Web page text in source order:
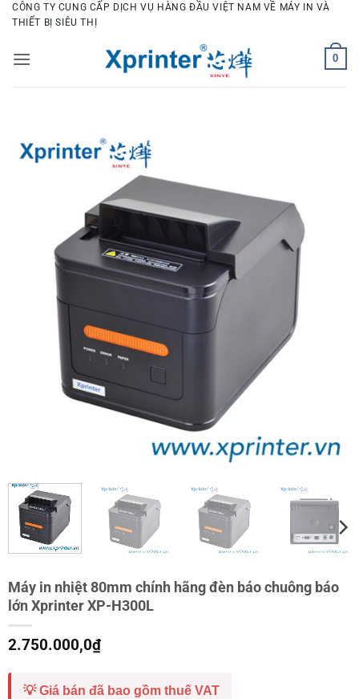
Bỏ
qua
dung
CÔNG TY CUNG CẤP DỊCH VỤ HÀNG ĐẦU VIỆT NAM VỀ MÁY IN VÀ
THIẾT BỊ SIÊU THỊ
0
Máy in nhiệt 80mm chính hãng đèn báo chuông báo
lớn Xprinter XP-H300L
2.750.000,0₫
💡 Giá bán đã bao gồm thuế VAT